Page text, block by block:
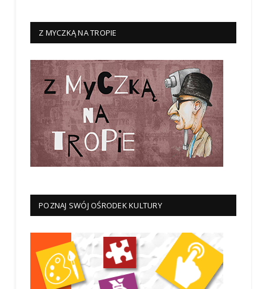
Z MYCZKĄ NA TROPIE
POZNAJ SWÓJ OŚRODEK KULTURY